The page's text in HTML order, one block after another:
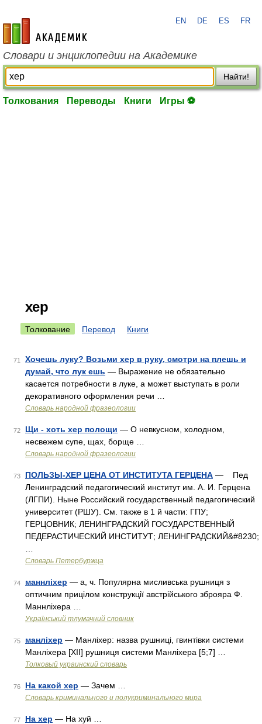
academic.ru
EN DE ES FR
Словари и энциклопедии на Академике
Найти!
Толкования Переводы Книги Игры ⚽
хер
Толкование Перевод Книги
71
Хочешь луку? Возьми хер в руку, смотри на плешь и
думай, что лук ешь — Выражение не обязательно
касается потребности в луке, а может выступать в роли
декоративного оформления речи …
Словарь народной фразеологии
72 Щи - хоть хер полощи — О невкусном, холодном,
несвежем супе, щах, борще …
Словарь народной фразеологии
73 ПОЛЬЗЫ-ХЕР ЦЕНА ОТ ИНСТИТУТА ГЕРЦЕНА — Пед
Ленинградский педагогический институт им. А. И. Герцена
(ЛГПИ). Ныне Российский государственный педагогический
университет (РШУ). См. также в 1 й части: ГПУ;
ГЕРЦОВНИК; ЛЕНИНГРАДСКИЙ ГОСУДАРСТВЕННЫЙ
ПЕДЕРАСТИЧЕСКИЙ ИНСТИТУТ; ЛЕНИНГРАДСКИЙ&#8230;
Словарь Петербуржца
74 маннліхер — а, ч. Популярна мисливська рушниця з
оптичним прицілом конструкції австрійського зброяра Ф.
Маннліхера …
Український тлумачний словник
75 манліхер — Манліхер: назва рушниці, гвинтівки системи
Манліхера [XII] рушниця системи Манліхера [5;7] …
Толковый украинский словарь
76 На какой хер — Зачем …
Словарь криминального и полукриминального мира
77 На хер — На хуй …